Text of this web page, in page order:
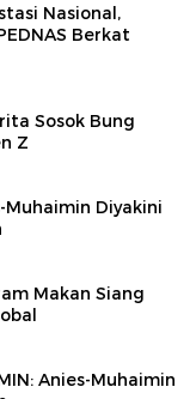
Nasional,
Berkat
Sosok Bung
Z
Diyakini
Makan Siang
Anies-Muhaimin